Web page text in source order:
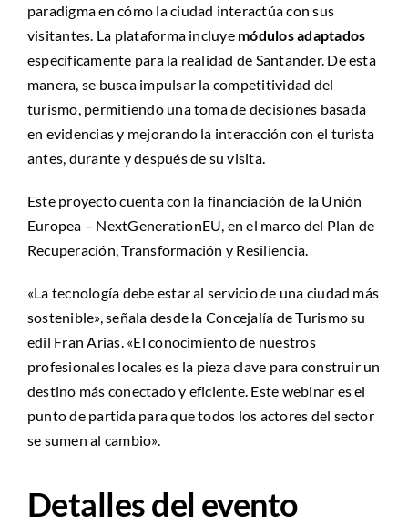
paradigma en cómo la ciudad interactúa con sus
visitantes. La plataforma incluye módulos adaptados
específicamente para la realidad de Santander. De esta
manera, se busca impulsar la competitividad del
turismo, permitiendo una toma de decisiones basada
en evidencias y mejorando la interacción con el turista
antes, durante y después de su visita.
Este proyecto cuenta con la financiación de la Unión
Europea – NextGenerationEU, en el marco del Plan de
Recuperación, Transformación y Resiliencia.
«La tecnología debe estar al servicio de una ciudad más
sostenible», señala desde la Concejalía de Turismo su
edil Fran Arias. «El conocimiento de nuestros
profesionales locales es la pieza clave para construir un
destino más conectado y eficiente. Este webinar es el
punto de partida para que todos los actores del sector
se sumen al cambio».
Detalles del evento